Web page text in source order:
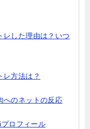
レした理由は？いつ
レ方法は？
へのネットの反応
ロフィール